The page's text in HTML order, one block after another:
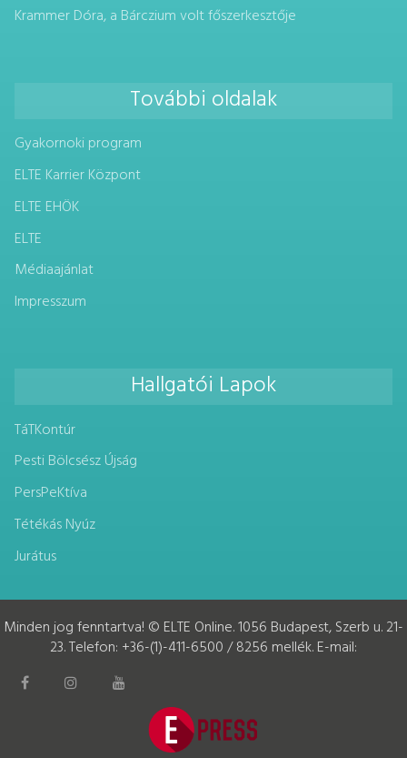
Krammer Dóra, a Bárczium volt főszerkesztője
További oldalak
Gyakornoki program
ELTE Karrier Központ
ELTE EHÖK
ELTE
Médiaajánlat
Impresszum
Hallgatói Lapok
TáTKontúr
Pesti Bölcsész Újság
PersPeKtíva
Tétékás Nyúz
Jurátus
Minden jog fenntartva! © ELTE Online. 1056 Budapest, Szerb u. 21-
23. Telefon: +36-(1)-411-6500 / 8256 mellék. E-mail: